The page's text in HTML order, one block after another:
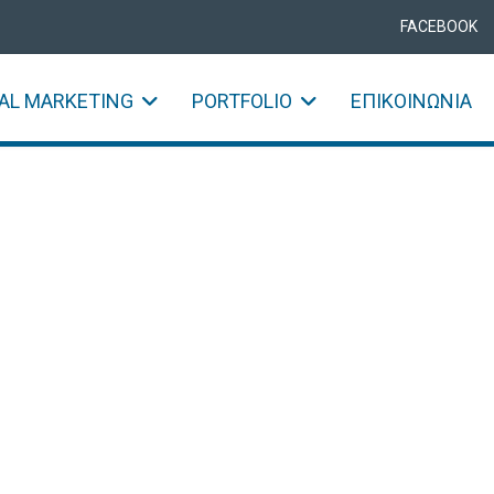
FACEBOOK
MARKETING PORTFOLIO ΕΠΙΚΟΙΝΩΝΊΑ